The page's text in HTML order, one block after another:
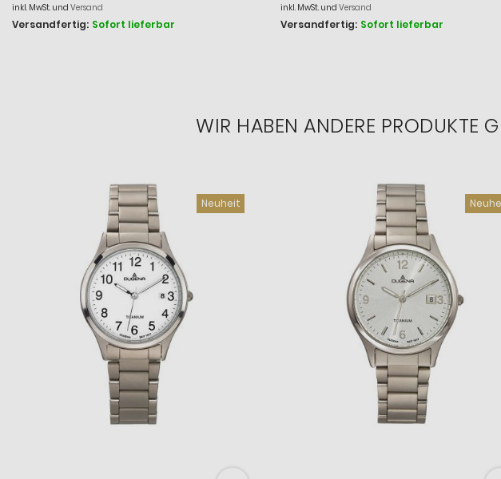
inkl. MwSt. und Versand
Versandfertig: Sofort lieferbar
inkl. MwSt. und Versand
Versandfertig: Sofort lieferbar
WIR HABEN ANDERE PRODUKTE
Neuheit